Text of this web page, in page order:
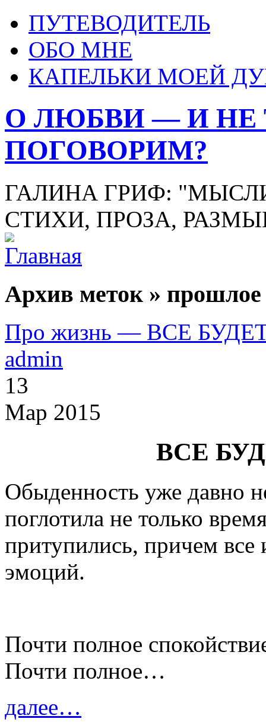
ПУТЕВОДИТЕЛЬ
ОБО МНЕ
КАПЕЛЬКИ МОЕЙ
О ЛЮБВИ — И НЕ
ПОГОВОРИМ?
ГАЛИНА ГРИФ:
СТИХИ, ПРОЗА,
Архив меток » прошлое
Про жизнь — ВСЕ
admin
13
Мар 2015
ВСЕ
Обыденность уже давно
поглотила не только
притупились, причем все
эмоций.
Почти полное
Почти полное…
далее…